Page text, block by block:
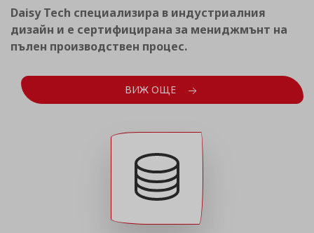
Daisy Tech специализира в индустриалния
дизайн и е сертифицирана за мениджмънт на
пълен производствен процес.
ВИЖ ОЩЕ